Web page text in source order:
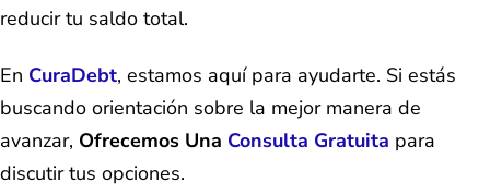
reducir tu saldo total.
En CuraDebt, estamos aquí para ayudarte. Si estás
buscando orientación sobre la mejor manera de
avanzar, Ofrecemos Una Consulta Gratuita para
discutir tus opciones.